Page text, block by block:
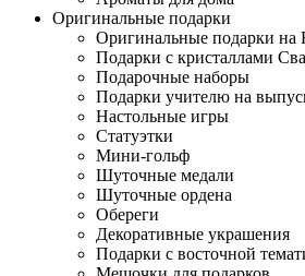
Оригинальные подарки
Оригинальные подарки на
Подарки с кристаллами
Подарочные наборы
Подарки учителю на
Настольные игры
Статуэтки
Мини-гольф
Шуточные медали
Шуточные ордена
Обереги
Декоративные украшения
Подарки с восточной